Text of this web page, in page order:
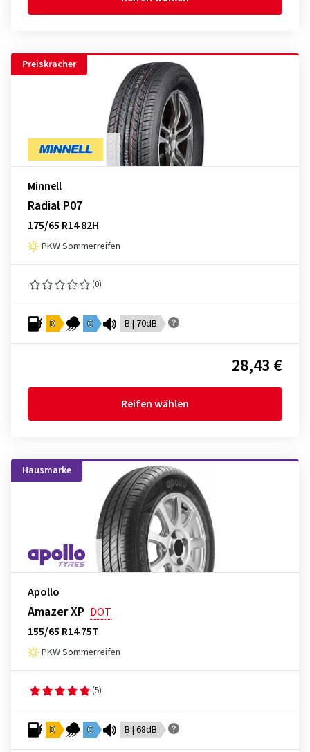
Preiskracher
Minnell
Radial P07
175/65 R14 82H
PKW Sommerreifen
(0)
D C B | 70dB
28,43 €
Reifen wählen
Hausmarke
Apollo
Amazer XP DOT
155/65 R14 75T
PKW Sommerreifen
(5)
D C B | 68dB